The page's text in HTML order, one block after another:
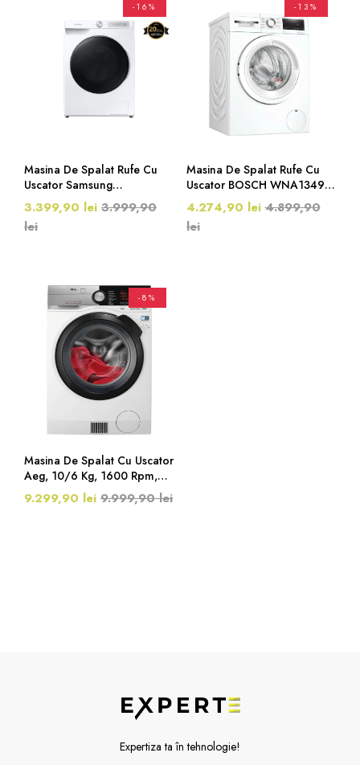
-16%
Masina De Spalat Rufe Cu
Uscator Samsung
WD10T634DBH/S7, 10.5 +
6 Kg, 1400 RPM, Clasa A/E,
AI Control, Alb
3.399,90 lei 3.999,90
lei
-13%
Masina De Spalat Rufe Cu
Uscator BOSCH WNA13490,
Clasa E, 8/5 Kg, AquaStop,
1400 Rpm, Alb
4.274,90 lei 4.899,90
lei
-8%
Masina De Spalat Cu Uscator
Aeg, 10/6 Kg, 1600 Rpm,
Clasa A, Alb
9.299,90 lei 9.999,90 lei
Expertiza ta în tehnologie!